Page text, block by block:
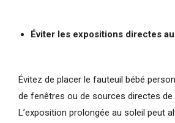
Éviter les expositions directes
Évitez de placer le fauteuil bébé
de fenêtres ou de sources directes de
L’exposition prolongée au soleil peut